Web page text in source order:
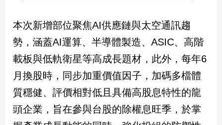
本次新增部位聚焦AI供應鏈與太空通訊趨
勢，涵蓋AI運算、半導體製造、ASIC、高階
載板與低軌衛星等高成長題材，此外，每年6
月換股時，同步加重價值因子，加碼多檔體
質穩健、評價相對低且具備高股息特性的龍
頭企業，旨在參與台股的除權息旺季，於掌